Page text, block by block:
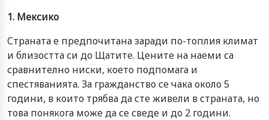
1. Мексико
Страната е предпочитана заради по-топлия климат
и близостта си до Щатите. Цените на наеми са
сравнително ниски, което подпомага и
спестяванията. За гражданство се чака около 5
години, в които трябва да сте живели в страната, но
това понякога може да се сведе и до 2 години.